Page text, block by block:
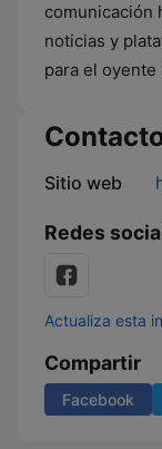
comunicación
noticias y
para el
Sitio web
Redes
Actualiza esta
Compartir
Facebook